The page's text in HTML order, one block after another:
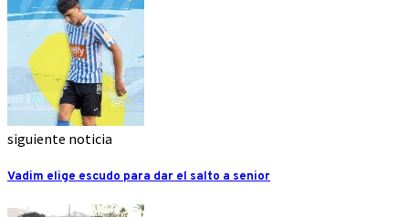
siguiente noticia
Vadim elige escudo para dar el salto a senior